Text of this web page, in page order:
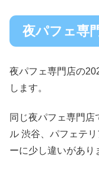
夜パフェ専
夜パフェ専門店の
します。
同じ夜パフェ専門店
ル 渋谷、パフェテ
ーに少し違いがあり